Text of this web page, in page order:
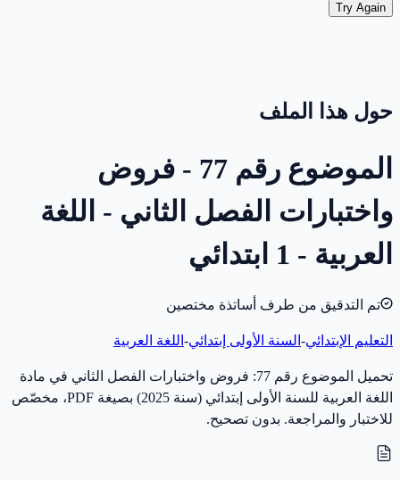
Try Again
حول هذا الملف
الموضوع رقم 77 - فروض
واختبارات الفصل الثاني - اللغة
العربية - 1 ابتدائي
تم التدقيق من طرف أساتذة مختصين
التعليم الإبتدائي- السنة الأولى إبتدائي- اللغة العربية
تحميل الموضوع رقم 77: فروض واختبارات الفصل الثاني في مادة
اللغة العربية للسنة الأولى إبتدائي (سنة 2025) بصيغة PDF، مخصّص
للاختبار والمراجعة. بدون تصحيح.